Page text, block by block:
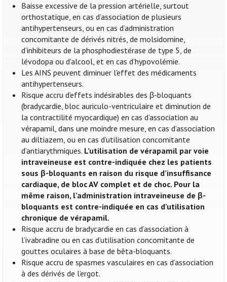
Baisse excessive de la pression artérielle, surtout
orthostatique, en cas d’association de plusieurs
antihypertenseurs, ou en cas d’administration
concomitante de dérivés nitrés, de molsidomine,
d’inhibiteurs de la phosphodiestérase de type 5, de
lévodopa ou d’alcool, et en cas d’hypovolémie.
Les AINS peuvent diminuer l'effet des médicaments
antihypertenseurs.
Risque accru d’effets indésirables des β-bloquants
(bradycardie, bloc auriculo-ventriculaire et diminution de
la contractilité myocardique) en cas d’association au
vérapamil, dans une moindre mesure, en cas d’association
au diltiazem, ou en cas d’utilisation concomitante
d’antiarythmiques. L’utilisation de vérapamil par voie
intraveineuse est contre-indiquée chez les patients
sous β-bloquants en raison du risque d’insuffisance
cardiaque, de bloc AV complet et de choc. Pour la
même raison, l’administration intraveineuse de β-
bloquants est contre-indiquée en cas d’utilisation
chronique de vérapamil.
Risque accru de bradycardie en cas d’association à
l’ivabradine ou en cas d’utilisation concomitante de
gouttes oculaires à base de bêta-bloquants.
Risque accru de spasmes vasculaires en cas d’association
à des dérivés de l’ergot.